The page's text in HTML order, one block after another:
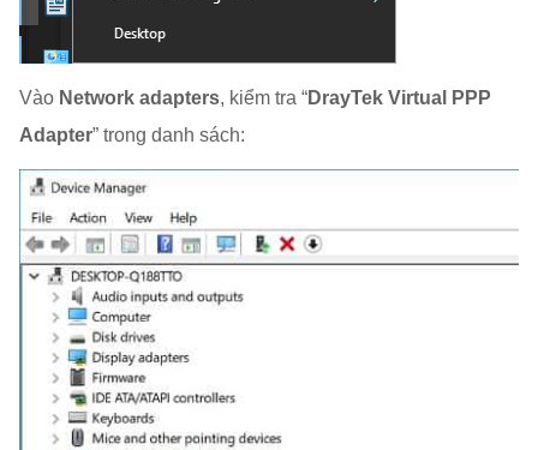
Vào Network adapters, kiểm tra “DrayTek Virtual PPP
Adapter” trong danh sách: